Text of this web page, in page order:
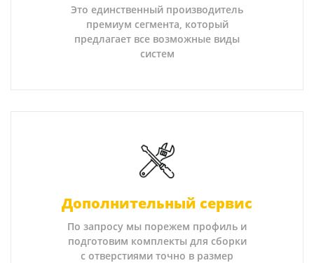
Это единственный производитель
премиум сегмента, который
предлагает все возможные виды
систем
Дополнительный сервис
По запросу мы порежем профиль и
подготовим комплекты для сборки
с отверстиями точно в размер